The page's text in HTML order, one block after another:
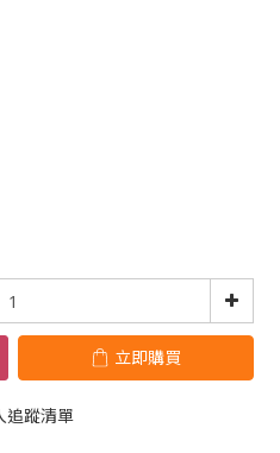
立即購買
追蹤清單